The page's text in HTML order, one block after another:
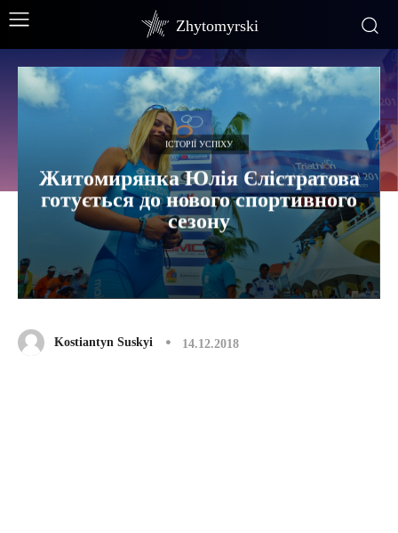
Zhytomyrski
ІСТОРІЇ УСПІХУ
Житомирянка Юлія Єлістратова
готується до нового спортивного
сезону
Kostiantyn Suskyi 14.12.2018